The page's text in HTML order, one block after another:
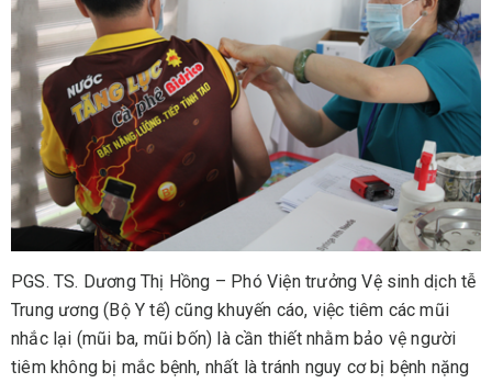
PGS. TS. Dương Thị Hồng – Phó Viện trưởng Vệ sinh dịch tễ
Trung ương (Bộ Y tế) cũng khuyến cáo, việc tiêm các mũi
nhắc lại (mũi ba, mũi bốn) là cần thiết nhằm bảo vệ người
tiêm không bị mắc bệnh, nhất là tránh nguy cơ bị bệnh nặng